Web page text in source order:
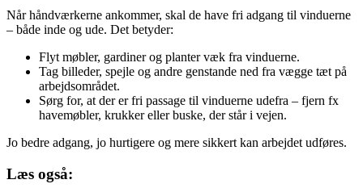
Når håndværkerne ankommer, skal de have fri adgang til vinduerne
– både inde og ude. Det betyder:
Flyt møbler, gardiner og planter væk fra vinduerne.
Tag billeder, spejle og andre genstande ned fra vægge tæt på
arbejdsområdet.
Sørg for, at der er fri passage til vinduerne udefra – fjern fx
havemøbler, krukker eller buske, der står i vejen.
Jo bedre adgang, jo hurtigere og mere sikkert kan arbejdet udføres.
Læs også: